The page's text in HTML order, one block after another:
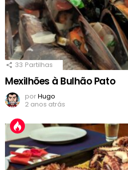
33 Partilhas
Mexilhões à Bulhão Pato
porHugo
2 anos atrás